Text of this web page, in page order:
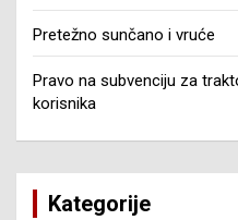
Pretežno sunčano i vruće
Pravo na subvenciju za
korisnika
Kategorije